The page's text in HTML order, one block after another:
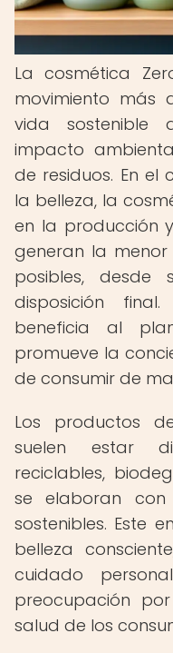
La cosmética
movimiento más
vida sostenible
impacto
de residuos. En el
la belleza, la
en la producción
generan la
posibles, desde
disposición
beneficia al
promueve la
de consumir de
Los productos
suelen estar
reciclables,
se elaboran con
sostenibles. Este
belleza
cuidado
preocupación
salud de los